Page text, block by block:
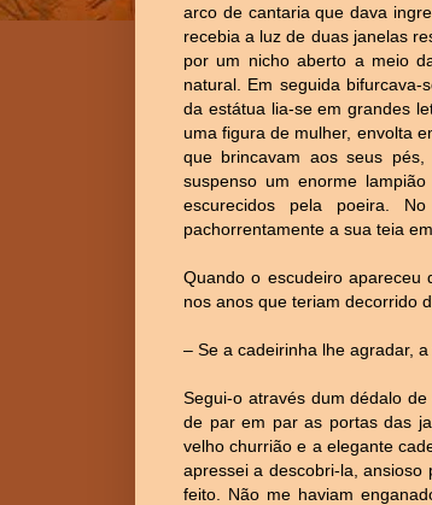
arco de cantaria que dava
recebia a luz de duas janelas
por um nicho aberto a meio
natural. Em seguida
da estátua lia-se em grandes
uma figura de mulher, envolta
que brincavam aos seus
suspenso um enorme
escurecidos pela poeira.
pachorrentamente a sua teia
Quando o escudeiro apareceu
nos anos que teriam decorrido
– Se a cadeirinha lhe agradar,
Segui-o através dum dédalo
de par em par as portas das
velho churrião e a elegante
apressei a descobri-la,
feito. Não me haviam